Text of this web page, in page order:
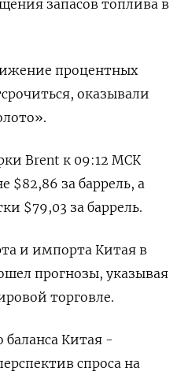
запасов топлива в
процентных
оказывали
Brent к 09:12 МСК
$82,86 за баррель, а
$79,03 за баррель.
и импорта Китая в
прогнозы, указывая
торговле.
баланса Китая -
спроса на